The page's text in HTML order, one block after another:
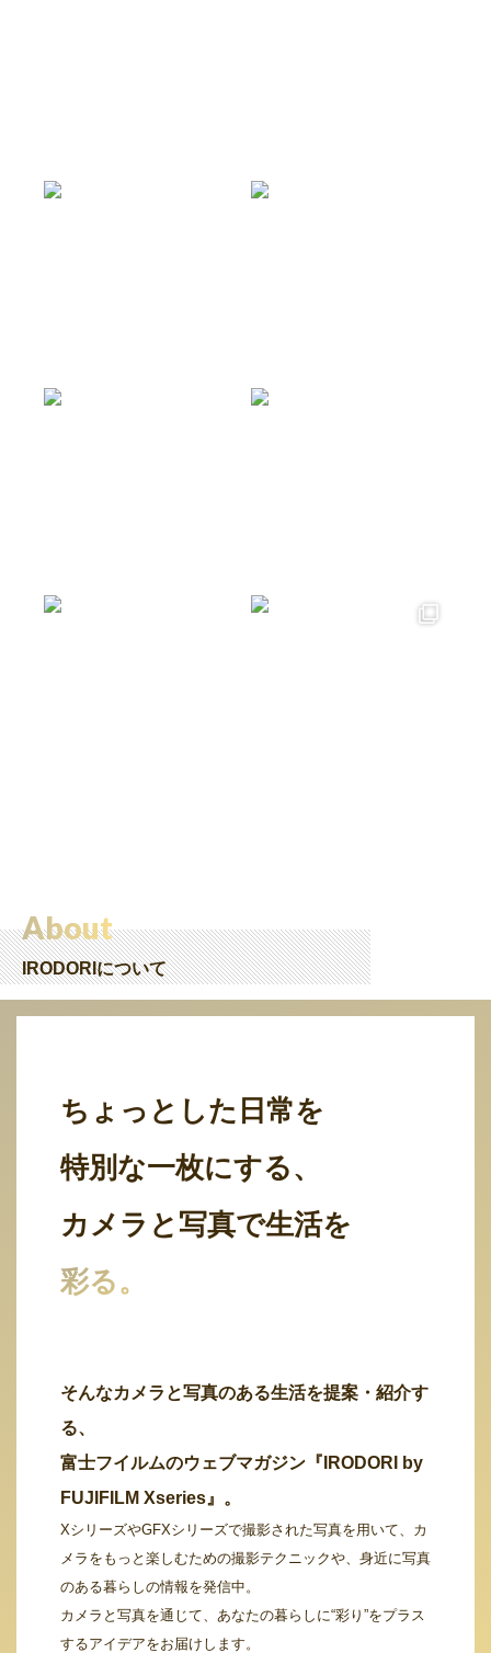
About
IRODORIについて
ちょっとした日常を
特別な一枚にする、
カメラと写真で生活を
彩る。
そんなカメラと写真のある生活を提案・紹介す
る、
富士フイルムのウェブマガジン『IRODORI by
FUJIFILM Xseries』。
XシリーズやGFXシリーズで撮影された写真を用いて、カ
メラをもっと楽しむための撮影テクニックや、身近に写真
のある暮らしの情報を発信中。
カメラと写真を通じて、あなたの暮らしに“彩り”をプラス
するアイデアをお届けします。